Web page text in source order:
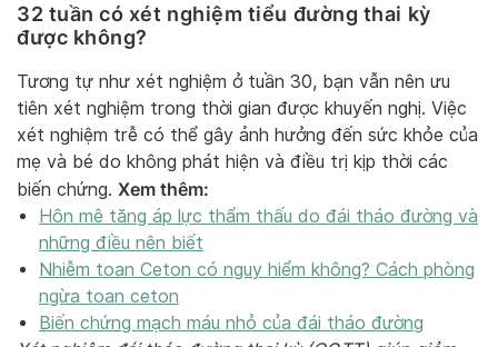
32 tuần có xét nghiệm tiểu đường thai kỳ
được không?
Tương tự như xét nghiệm ở tuần 30, bạn vẫn nên ưu
tiên xét nghiệm trong thời gian được khuyến nghị. Việc
xét nghiệm trễ có thể gây ảnh hưởng đến sức khỏe của
mẹ và bé do không phát hiện và điều trị kịp thời các
biến chứng. Xem thêm:
Hôn mê tăng áp lực thẩm thấu do đái tháo đường và
những điều nên biết
Nhiễm toan Ceton có nguy hiểm không? Cách phòng
ngừa toan ceton
Biến chứng mạch máu nhỏ của đái tháo đường